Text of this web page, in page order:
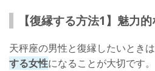
【復縁する方法1】魅力
天秤座の男性と復縁したいときは
する女性になることが大切です。